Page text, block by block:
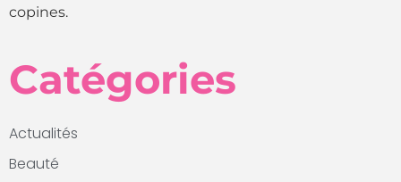
copines.
Catégories
Actualités
Beauté